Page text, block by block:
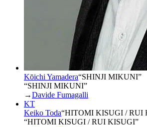
Kōichi Yamadera“SHINJI MIKUNI”
“SHINJI MIKUNI”
→Davide Fumagalli
KT
Keiko Toda“HITOMI KISUGI / RUI
“HITOMI KISUGI / RUI KISUGI”